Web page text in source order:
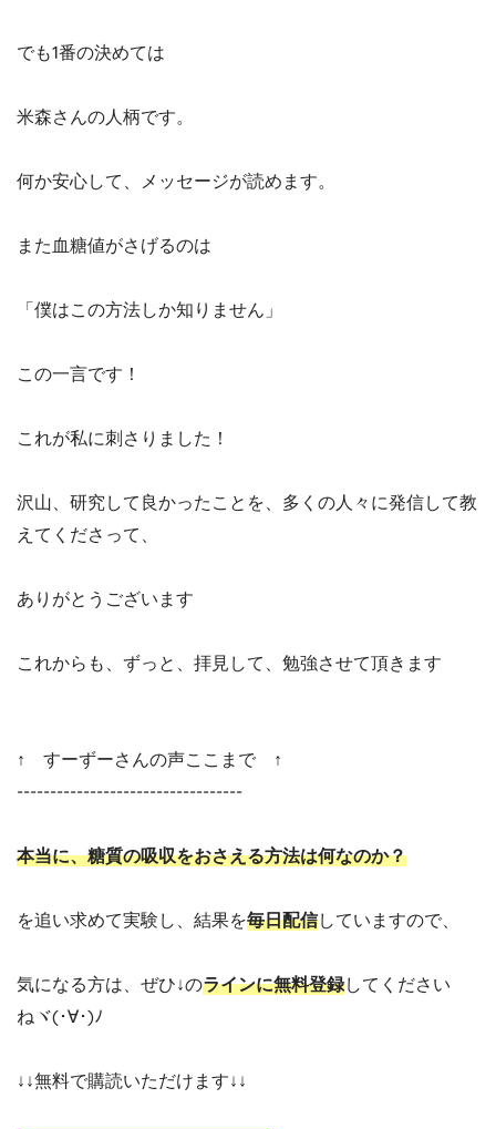
でも1番の決めては
米森さんの人柄です。
何か安心して、メッセージが読めます。
また血糖値がさげるのは
「僕はこの方法しか知りません」
この一言です！
これが私に刺さりました！
沢山、研究して良かったことを、多くの人々に発信して教
えてくださって、
ありがとうございます
これからも、ずっと、拝見して、勉強させて頂きます
↑ すーずーさんの声ここまで ↑
----------------------------------
本当に、糖質の吸収をおさえる方法は何なのか？
を追い求めて実験し、結果を毎日配信していますので、
気になる方は、ぜひ↓のラインに無料登録してください
ねヾ(･∀･)ﾉ
↓↓無料で購読いただけます↓↓